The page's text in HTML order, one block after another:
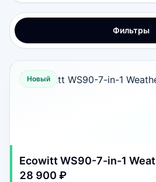
Фильтры
Новый
Ecowitt WS90-7-in-1
28 900 ₽